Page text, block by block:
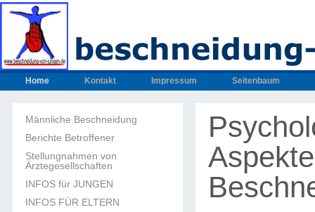
Home Kontakt Impressum Seitenbaum
Männliche Beschneidung
Berichte Betroffener
Stellungnahmen von
Ärztegesellschaften
INFOS für JUNGEN
INFOS FÜR ELTERN